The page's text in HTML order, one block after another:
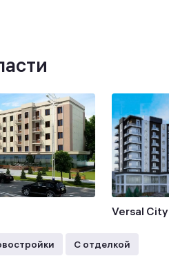
Versal City
С отделкой